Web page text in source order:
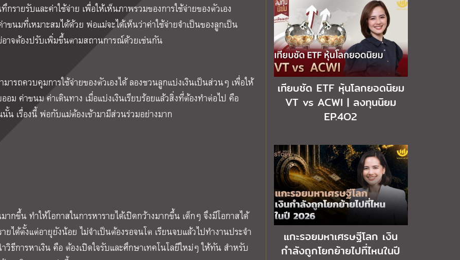
ายรับและค่าใช้จ่าย เพื่อให้เห็นภาพรวมของการใช้จ่ายของตัวเอง
นมที่เหมาะสมได้ด้วย พ่อแม่จะได้เห็นว่าค่าใช้จ่ายจำเป็นของลูกเป็น
าจต้องปรับเพิ่มขึ้นตามสถานการณ์ด้วยเช่นกัน
ารถควบคุมการใช้จ่ายของตัวเองได้ ลองชวนลูกแบ่งเงินเป็นส่วนๆ เพื่อให้
ม ค่าขนม ค่าเดินทาง เมื่อแบ่งเงินเรียบร้อยแล้วสิ่งที่ต้องทำต่อไป คือ
น เรื่องนี้ พ่อกับแม่ต้องเข้ามามีส่วนร่วมอย่างมาก
กขึ้น ทำให้โอกาสในการหารายได้เปิดกว้างมากขึ้น เด็กๆ จึงมีโอกาสได้
ได้ตั้งแต่อายุยังน้อย ไม่จำเป็นต้องรอจนโต เรียนจบแล้วไปทำงานประจำ
ธีการหาเงิน คือ ต้องเปิดใจรับและศึกษาเทคโนโลยีใหม่ๆ ให้ทัน สำหรับ
เทียบชัด ETF หุ้นโลกยอดนิยม
VT vs ACWI | ลงทุนนิยม
EP.4O2
แกะรอยมหาเศรษฐีโลก เงิน
กำลังถูกโยกย้ายไปที่ไหนในปี